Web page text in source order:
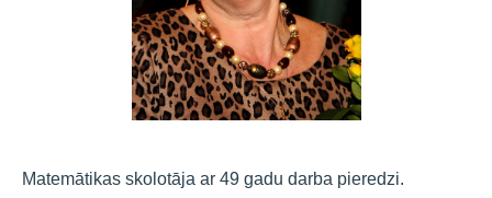
Matemātikas skolotāja ar 49 gadu darba pieredzi.